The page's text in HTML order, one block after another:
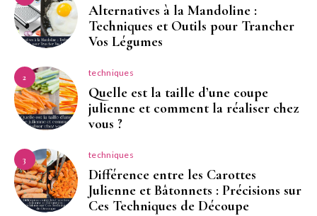
Alternatives à la Mandoline :
Techniques et Outils pour Trancher
Vos Légumes
2 techniques
Quelle est la taille d’une coupe
julienne et comment la réaliser chez
vous ?
3 techniques
Différence entre les Carottes
Julienne et Bâtonnets : Précisions sur
Ces Techniques de Découpe